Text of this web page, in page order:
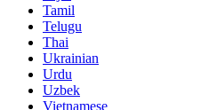
Tamil
Telugu
Thai
Ukrainian
Urdu
Uzbek
Vietnamese